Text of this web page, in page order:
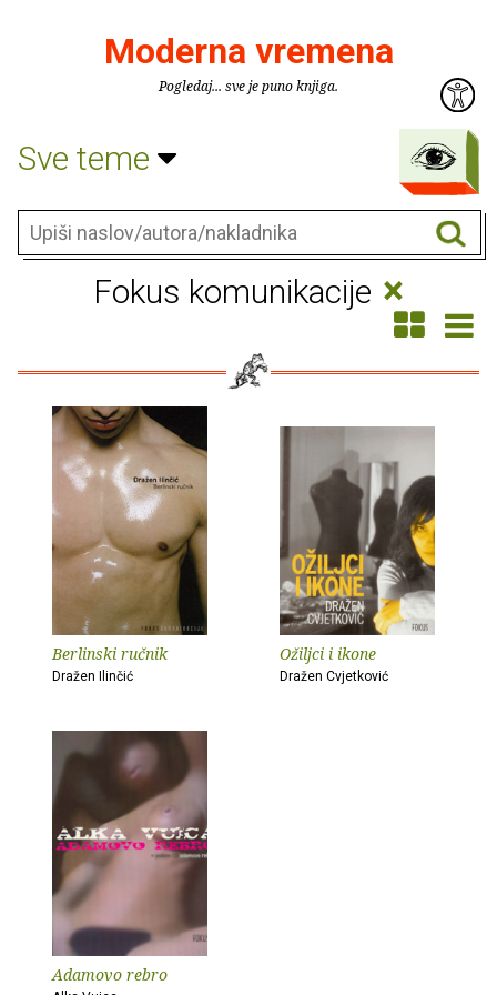
Moderna vremena
Pogledaj... sve je puno knjiga.
Sve teme
Fokus komunikacije ×
Berlinski ručnik
Dražen Ilinčić
Ožiljci i ikone
Dražen Cvjetković
Adamovo rebro